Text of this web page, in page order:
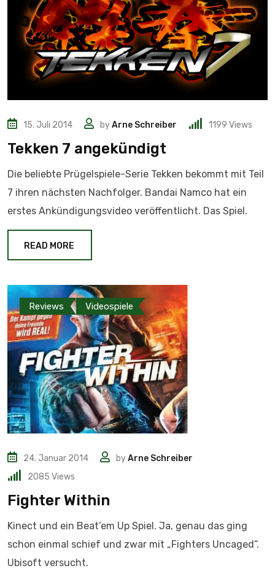
15. Juli 2014 byArne Schreiber 1199 Views
Tekken 7 angekündigt
Die beliebte Prügelspiele-Serie Tekken bekommt mit Teil
7 ihren nächsten Nachfolger. Bandai Namco hat ein
erstes Ankündigungsvideo veröffentlicht. Das Spiel.
READ MORE
Reviews Videospiele
24. Januar 2014 byArne Schreiber
2085 Views
Fighter Within
Kinect und ein Beat’em Up Spiel. Ja, genau das ging
schon einmal schief und zwar mit „Fighters Uncaged“.
Ubisoft versucht.